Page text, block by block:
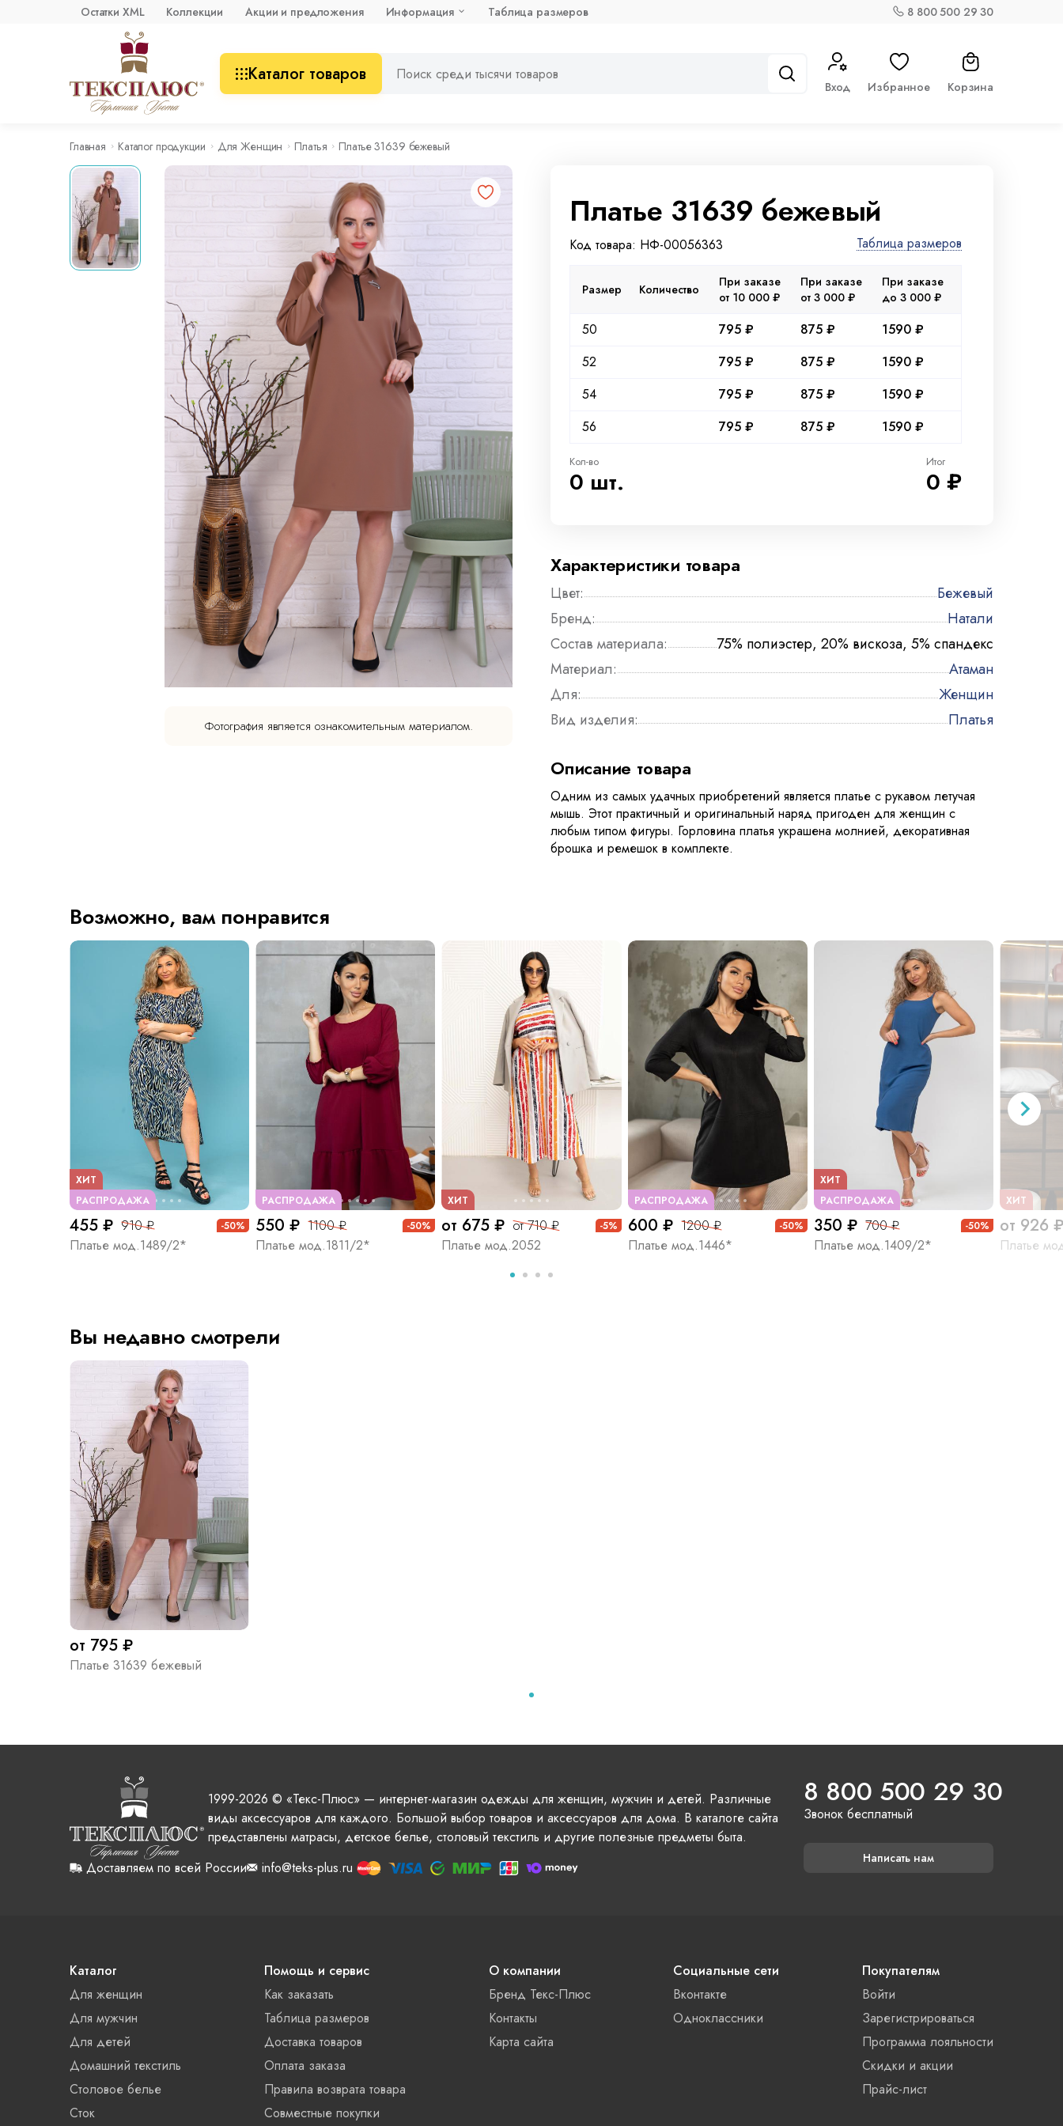
Остатки XML Коллекции Акции и предложения Информация Таблица размеров 8 800 500 29 30
Каталог товаров
Вход Избранное Корзина
Главная Каталог продукции Для Женщин Платья Платье 31639 бежевый
Фотография является ознакомительным материалом.
Платье 31639 бежевый
Код товара: НФ-00056363 Таблица размеров
Размер Количество
При заказе
от 10 000 ₽
При заказе
от 3 000 ₽
При заказе
до 3 000 ₽
50 795 ₽ 875 ₽
1590 ₽
52
795 ₽ 875 ₽
1590 ₽
54
795 ₽ 875 ₽
1590 ₽
56
795 ₽ 875 ₽ 1590 ₽
Кол-во
0 шт.
Итог
0 ₽
Характеристики товара
Цвет:
Бежевый
Бренд:
Натали
Состав материала:
75% полиэстер, 20% вискоза, 5% спандекс
Материал:
Атаман
Для:
Женщин
Вид изделия:
Платья
Описание товара
Одним из самых удачных приобретений является платье с рукавом летучая
мышь. Этот практичный и оригинальный наряд пригоден для женщин с
любым типом фигуры. Горловина платья украшена молнией, декоративная
брошка и ремешок в комплекте.
Возможно, вам понравится
РАСПРОДАЖА
ХИТ
455 ₽ 910 ₽ -50%
Платье мод.1489/2*
РАСПРОДАЖА
550 ₽ 1100 ₽ -50%
Платье мод.1811/2*
ХИТ
от 675 ₽ от 710 ₽ -5%
Платье мод.2052
РАСПРОДАЖА
600 ₽ 1200 ₽ -50%
Платье мод.1446*
РАСПРОДАЖА
ХИТ
350 ₽ 700 ₽ -50%
Платье мод.1409/2*
ХИТ
от 926 ₽
Платье
Вы недавно смотрели
от 795 ₽
Платье 31639 бежевый
1999-2026 © «Текс-Плюс» — интернет-магазин одежды для женщин, мужчин и детей. Различные
виды аксессуаров для каждого. Большой выбор товаров и аксессуаров для дома. В каталоге сайта
представлены матрасы, детское белье, столовый текстиль и другие полезные предметы быта.
Доставляем по всей России
info@teks-plus.ru
8 800 500 29 30
Звонок бесплатный
Написать нам
Каталог
Для женщин
Для мужчин
Для детей
Домашний текстиль
Столовое белье
Сток
Помощь и сервис
Как заказать
Таблица размеров
Доставка товаров
Оплата заказа
Правила возврата товара
Совместные покупки
О компании
Бренд Текс-Плюс
Контакты
Карта сайта
Социальные сети
Вконтакте
Одноклассники
Покупателям
Войти
Зарегистрироваться
Программа лояльности
Скидки и акции
Прайс-лист